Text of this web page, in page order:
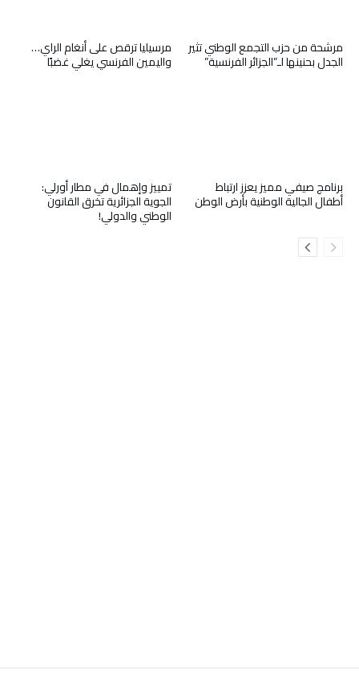
مرسيليا ترقص على أنغام الراي…
واليمين الفرنسي يغلي غضبًا
مرشحة من حزب التجمع الوطني تثير
الجدل بحنينها لـ”الجزائر الفرنسية”
تمييز وإهمال في مطار أورلي:
الجوية الجزائرية تخرق القانون
الوطني والدولي!
برنامج صيفي مميز يعزز ارتباط
أطفال الجالية الوطنية بأرض الوطن